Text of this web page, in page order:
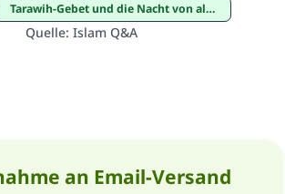
Tarawih-Gebet und die Nacht von al-Qadr
Quelle: Islam Q&A
an Email-Versand